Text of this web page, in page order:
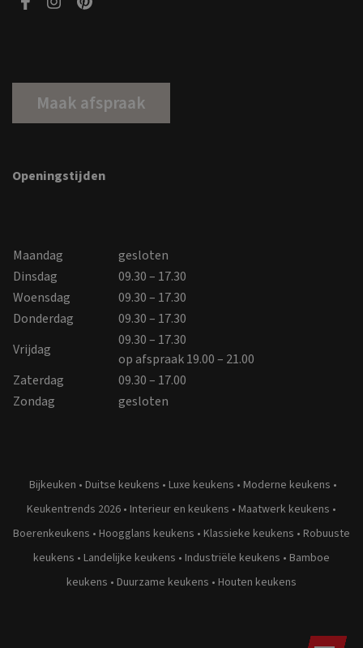
Maak afspraak
Openingstijden
Maandag
gesloten
Dinsdag
09.30 – 17.30
Woensdag
09.30 – 17.30
Donderdag
09.30 – 17.30
Vrijdag
09.30 – 17.30
op afspraak 19.00 – 21.00
Zaterdag
09.30 – 17.00
Zondag
gesloten
Bijkeuken • Duitse keukens • Luxe keukens • Moderne keukens •
Keukentrends 2026 • Interieur en keukens • Maatwerk keukens •
Boerenkeukens • Hoogglans keukens • Klassieke keukens • Robuuste
keukens • Landelijke keukens • Industriële keukens • Bamboe
keukens • Duurzame keukens • Houten keukens